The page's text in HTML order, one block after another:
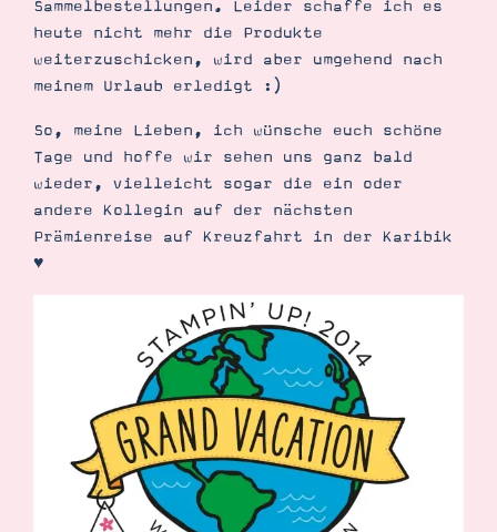
Sammelbestellungen. Leider schaffe ich es
heute nicht mehr die Produkte
weiterzuschicken, wird aber umgehend nach
meinem Urlaub erledigt :)
So, meine Lieben, ich wünsche euch schöne
Tage und hoffe wir sehen uns ganz bald
wieder, vielleicht sogar die ein oder
andere Kollegin auf der nächsten
Prämienreise auf Kreuzfahrt in der Karibik
♥